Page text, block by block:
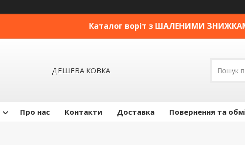
Каталог воріт з ШАЛЕНИМИ
ДЕШЕВА КОВКА
Про нас Контакти Доставка Повернення та